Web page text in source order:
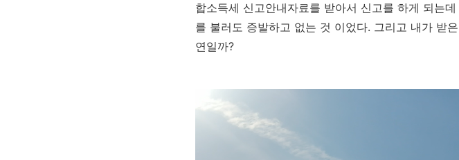
합소득세 신고안내자료를 받아서 신고를 하게 되는
를 불러도 증발하고 없는 것 이었다. 그리고 내가 받
연일까?